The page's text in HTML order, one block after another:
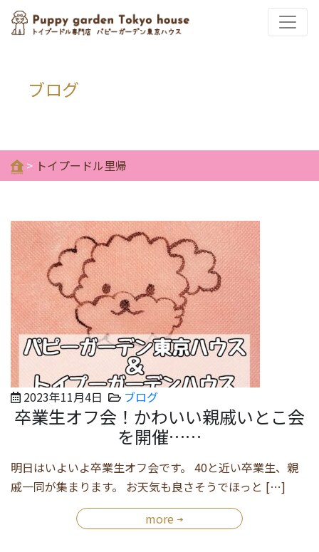
ブログ
> トイプードル里帰
2023年11月4日 ブログ
卒業生オフ会！かわいい親戚いとこ会
を開催……
明日はいよいよ卒業生オフ会です。 40と近い卒業生、親
戚一同が集まります。 お天気も良さそうでほっと […]
more